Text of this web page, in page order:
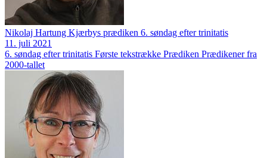
Nikolaj Hartung Kjærbys prædiken 6. søndag efter trinitatis
11. juli 2021
6. søndag efter trinitatis Første tekstrække Prædiken Prædikener fra
2000-tallet